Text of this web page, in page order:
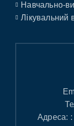
Навчально-
Лікувальний
Адреса: :